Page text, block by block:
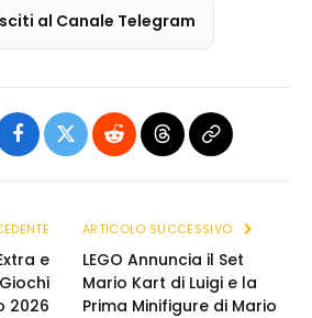
al Canale Telegram
Facebook
X
RedditThreadsCopia
e
2026
ARTICOLO SUCCESSIVO
LEGO Annuncia il Set
Mario Kart di Luigi e la
Prima Minifigure di Mario